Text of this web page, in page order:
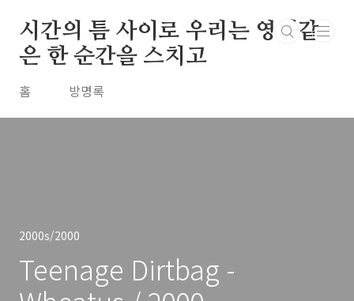
시간의 틈 사이로 우리는 영원같
은 한 순간을 스치고
홈 방명록
2000s/2000
Teenage Dirtbag -